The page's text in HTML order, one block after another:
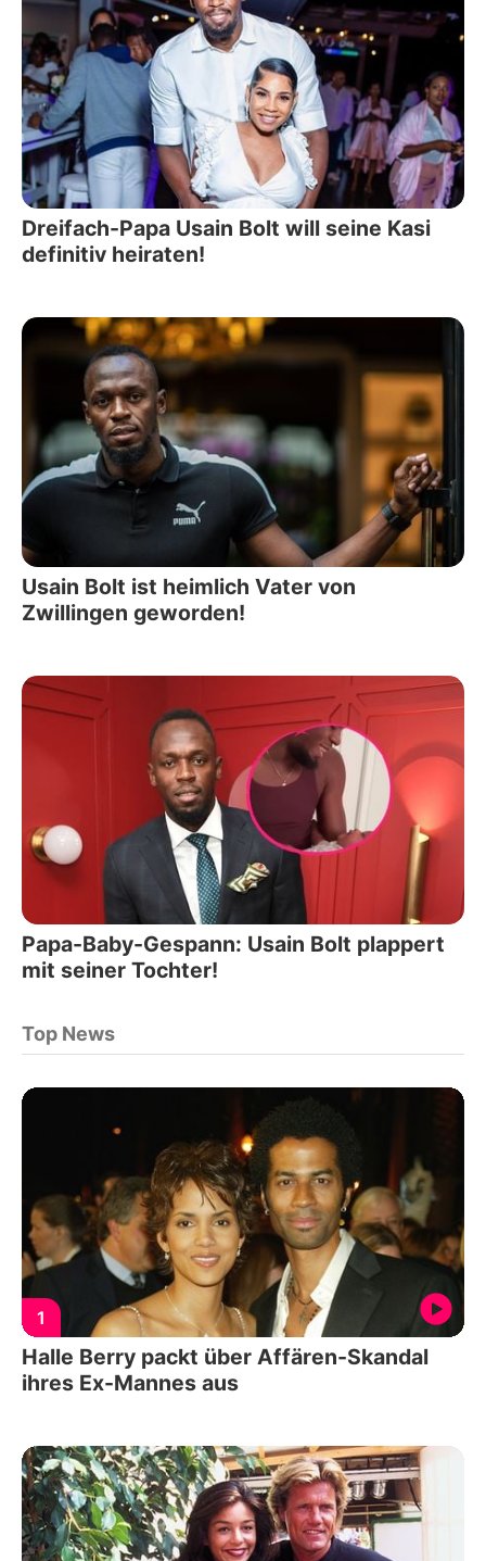
Dreifach-Papa Usain Bolt will seine Kasi
definitiv heiraten!
Usain Bolt ist heimlich Vater von
Zwillingen geworden!
Papa-Baby-Gespann: Usain Bolt plappert
mit seiner Tochter!
Top News
1
Halle Berry packt über Affären-Skandal
ihres Ex-Mannes aus